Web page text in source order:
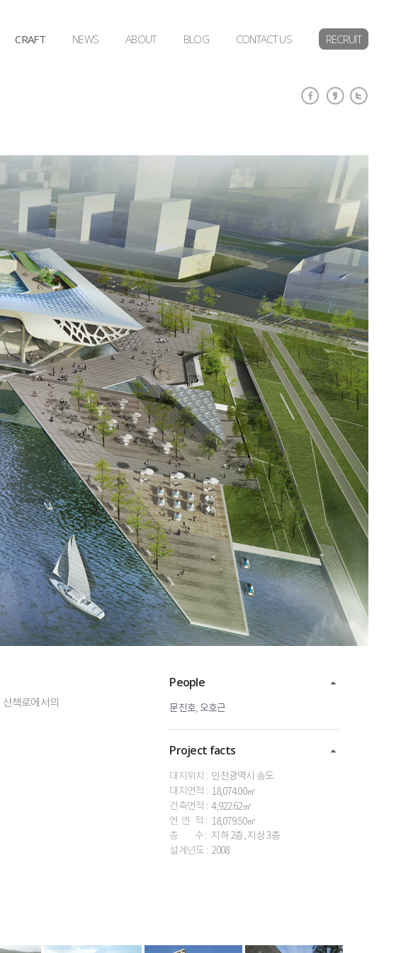
CRAFT NEWS ABOUT BLOG CONTACT US RECRUIT
산책로에서의
People
문진호,오호근
Project facts
대지위치 : 인천광역시 송도
대지면적 : 18,074.00㎡
건축면적 : 4,922.62㎡
연 면 적 : 18,079.50㎡
층 수 : 지하2층,지상3층
설계년도 : 2008